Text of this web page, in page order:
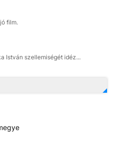
film.
István szellemiségét idéz...